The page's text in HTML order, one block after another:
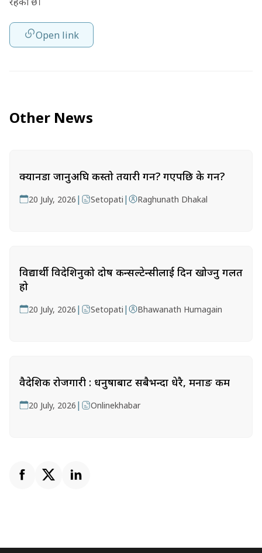
Open link
Other News
क्यानडा जानुअघि कस्तो तयारी गर्ने? गएपछि के गर्ने?
20 July, 2026 | Setopati | Raghunath Dhakal
विद्यार्थी विदेशिनुको दोष कन्सल्टेन्सीलाई दिन खोज्नु गलत
हो
20 July, 2026 | Setopati | Bhawanath Humagain
वैदेशिक रोजगारी : धनुषाबाट सबैभन्दा धेरै, मनाङ कम
20 July, 2026 | Onlinekhabar